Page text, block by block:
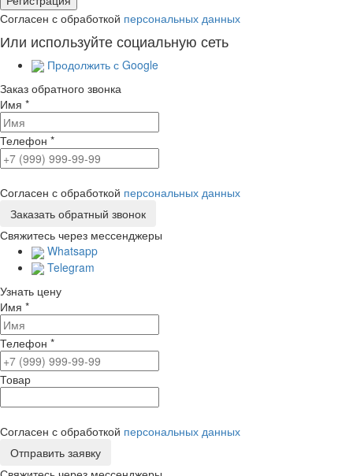
Согласен с обработкой персональных данных
Или используйте социальную сеть
Продолжить с Google
Заказ обратного звонка
Имя *
Телефон *
Согласен с обработкой персональных данных
Свяжитесь через мессенджеры
Whatsapp
Telegram
Узнать цену
Имя *
Телефон *
Товар
Согласен с обработкой персональных данных